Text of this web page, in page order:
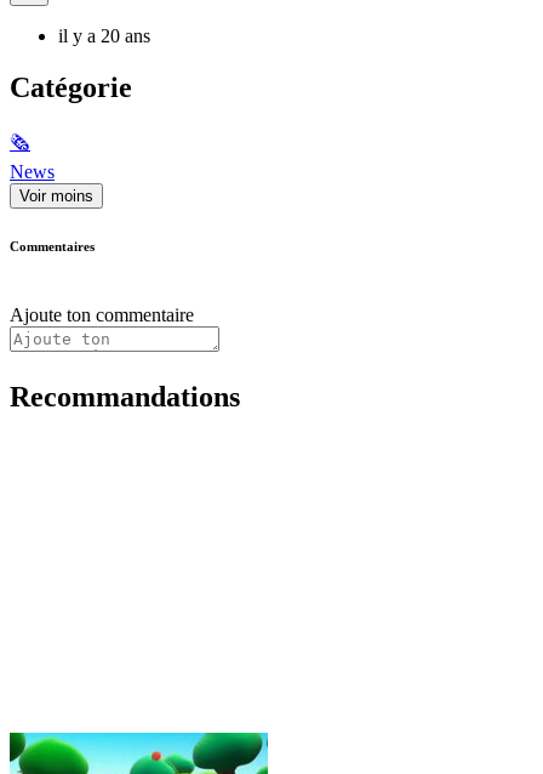
il y a 20 ans
Catégorie
🗞
News
Voir moins
Commentaires
Ajoute ton commentaire
Recommandations